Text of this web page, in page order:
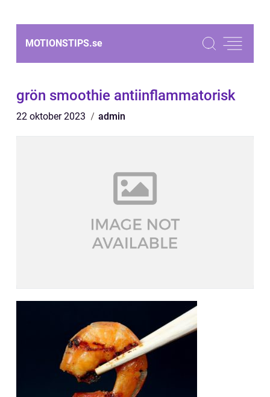
MOTIONSTIPS.se
grön smoothie antiinflammatorisk
22 oktober 2023 admin